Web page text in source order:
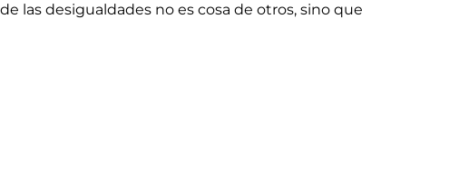
las desigualdades no es cosa de otros, sino que